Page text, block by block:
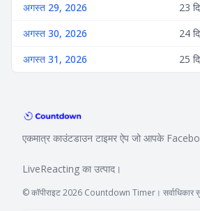
अगस्त 29, 2026
23
अगस्त 30, 2026
24
अगस्त 31, 2026
25
एकमात्र काउंटडाउन टाइमर ऐप जो आपके
LiveReacting का उत्पाद।
© कॉपीराइट 2026 Countdown Timer। सर्वाधिकार